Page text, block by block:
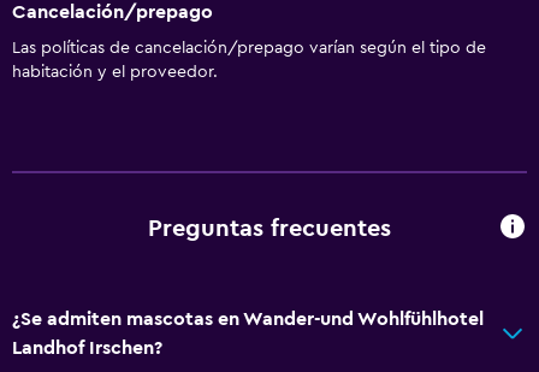
Cancelación/prepago
Las políticas de cancelación/prepago varían según el tipo de
habitación y el proveedor.
Preguntas frecuentes
¿Se admiten mascotas en Wander-und Wohlfühlhotel
Landhof Irschen?